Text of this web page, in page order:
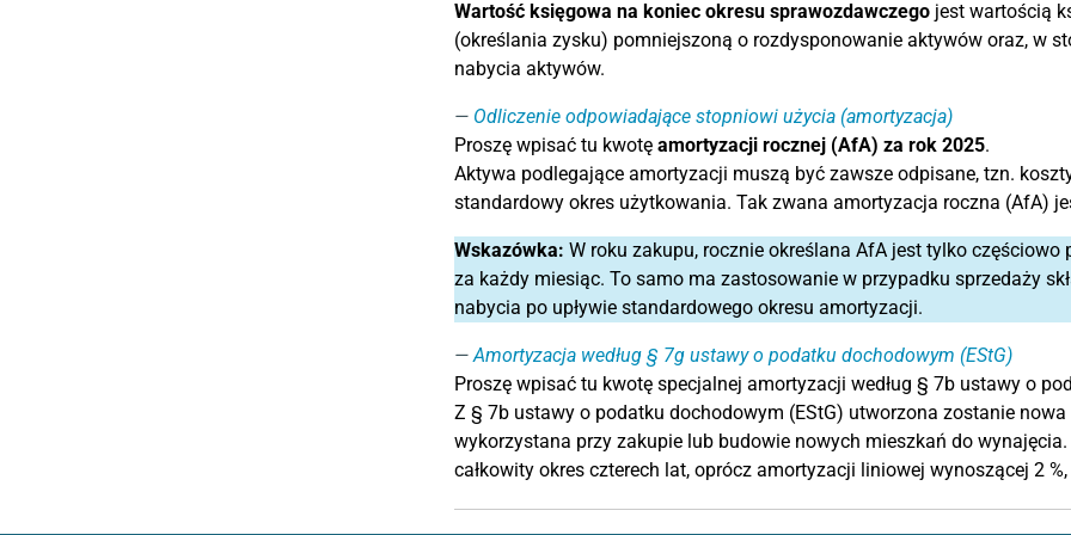
Wartość księgowa na koniec okresu sprawozdawczegojest wartością
(określania zysku) pomniejszoną o rozdysponowanie aktywów oraz, w
nabycia aktywów.
Odliczenie odpowiadające stopniowi użycia (amortyzacja)
Proszę wpisać tu kwotę amortyzacji rocznej (AfA) za rok 2025.
Aktywa podlegające amortyzacji muszą być zawsze odpisane, tzn.
standardowy okres użytkowania. Tak zwana amortyzacja roczna (AfA)
Wskazówka: W roku zakupu, rocznie określana AfA jest tylko
za każdy miesiąc. To samo ma zastosowanie w przypadku sprzedaży
nabycia po upływie standardowego okresu amortyzacji.
Amortyzacja według § 7g ustawy o podatku dochodowym (EStG)
Proszę wpisać tu kwotę specjalnej amortyzacji według § 7b ustawy o
Z § 7b ustawy o podatku dochodowym (EStG) utworzona zostanie
wykorzystana przy zakupie lub budowie nowych mieszkań do
całkowity okres czterech lat, oprócz amortyzacji liniowej wynoszącej 2